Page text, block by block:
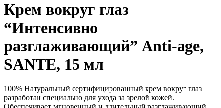
Крем вокруг глаз
“Интенсивно
разглаживающий” Anti-age,
SANTE, 15 мл
100% Натуральный сертифицированный крем вокруг глаз
разработан специально для ухода за зрелой кожей.
Обеспечивает мгновенный и длительный разглаживающий